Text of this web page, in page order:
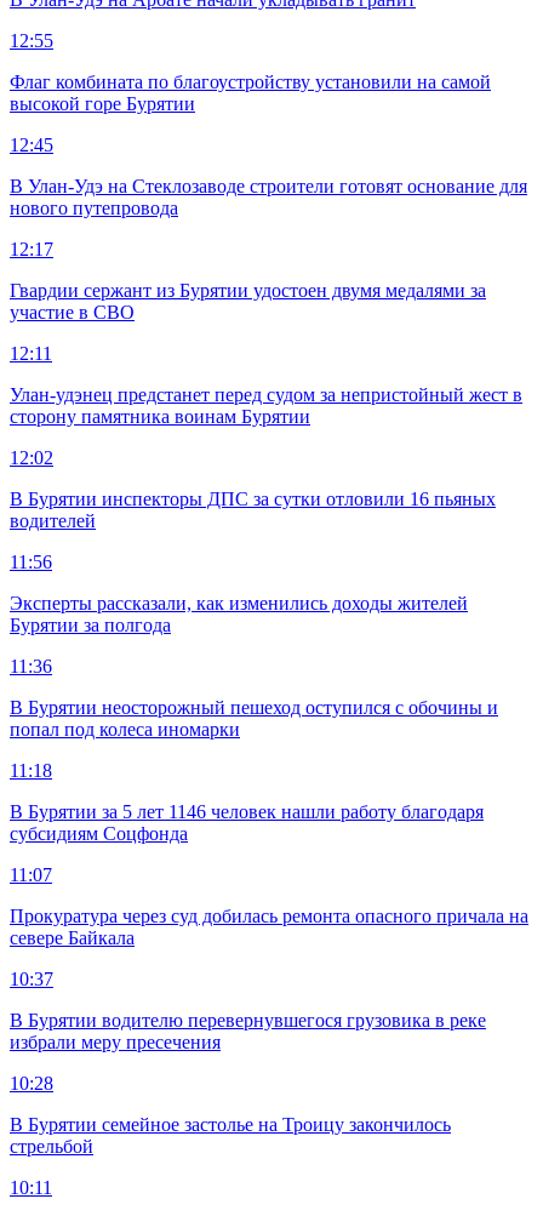
12:55
Флаг комбината по благоустройству установили на самой
высокой горе Бурятии
12:45
В Улан-Удэ на Стеклозаводе строители готовят основание для
нового путепровода
12:17
Гвардии сержант из Бурятии удостоен двумя медалями за
участие в СВО
12:11
Улан-удэнец предстанет перед судом за непристойный жест в
сторону памятника воинам Бурятии
12:02
В Бурятии инспекторы ДПС за сутки отловили 16 пьяных
водителей
11:56
Эксперты рассказали, как изменились доходы жителей
Бурятии за полгода
11:36
В Бурятии неосторожный пешеход оступился с обочины и
попал под колеса иномарки
11:18
В Бурятии за 5 лет 1146 человек нашли работу благодаря
субсидиям Соцфонда
11:07
Прокуратура через суд добилась ремонта опасного причала на
севере Байкала
10:37
В Бурятии водителю перевернувшегося грузовика в реке
избрали меру пресечения
10:28
В Бурятии семейное застолье на Троицу закончилось
стрельбой
10:11